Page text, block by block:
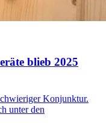
blieb 2025
Konjunktur.
unter den